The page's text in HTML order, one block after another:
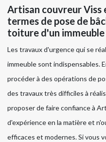
Artisan couvreur Viss
termes de pose de
toiture d'un immeuble
Les travaux d'urgence qui se
immeuble sont indispensables.
procéder à des opérations de
des travaux très difficiles à
proposer de faire confiance à
d'expérience en la matière et
efficaces et modernes. Si vous